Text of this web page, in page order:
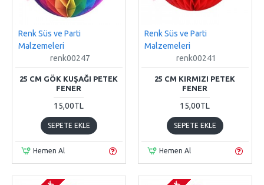
Renk Süs ve Parti
Malzemeleri
renk00247
25 CM GÖK KUŞAĞI PETEK
FENER
15,00TL
SEPETE EKLE
Hemen Al
Renk Süs ve Parti
Malzemeleri
renk00241
25 CM KIRMIZI PETEK
FENER
15,00TL
SEPETE EKLE
Hemen Al